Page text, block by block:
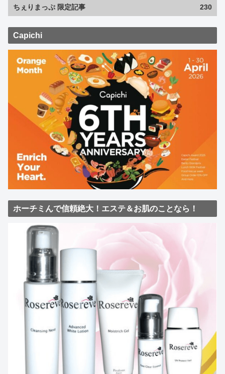
ちぇりまっぷ 限定記事 230
Capichi
ホーチミんで信頼絶大！エステ＆お肌のことなら！